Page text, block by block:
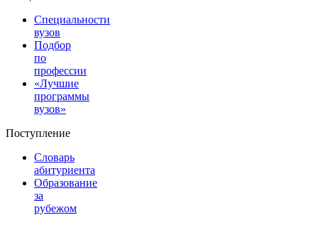
Специальности
вузов
Подбор
по
профессии
«Лучшие
программы
вузов»
Поступление
Словарь
абитуриента
Образование
за
рубежом